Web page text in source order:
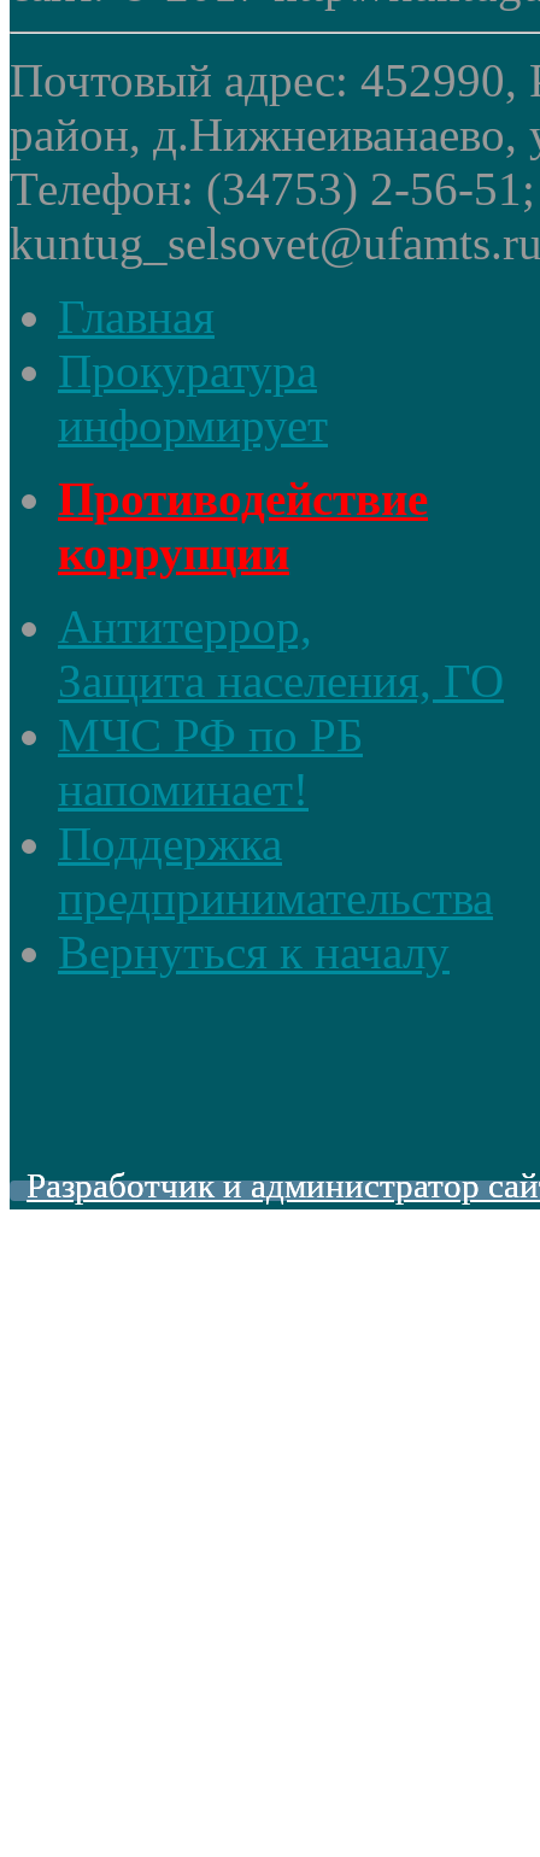
Почтовый адрес: 452990,
район, д.Нижнеиванаево,
Телефон: (34753) 2-56-
Главная
Прокуратура
информирует
Противодействие
коррупции
Антитеррор,
Защита населения, ГО
МЧС РФ по РБ
напоминает!
Поддержка
предпринимательства
Вернуться к началу
Разработчик и администратор